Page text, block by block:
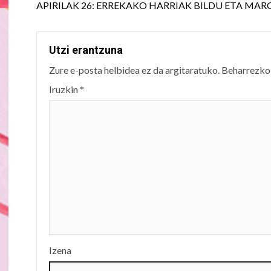
Reading
APIRILAK 26: ERREKAKO HARRIAK BILDU ETA
Utzi erantzuna
Zure e-posta helbidea ez da argitaratuko.
Iruzkin*
Izena